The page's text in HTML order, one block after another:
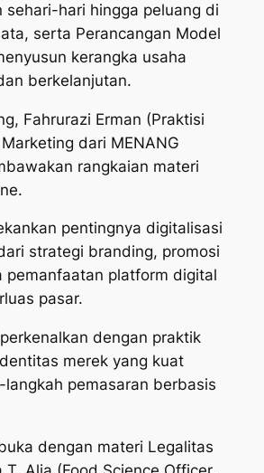
sehari-hari hingga peluang di
serta Perancangan Model
kerangka usaha
berkelanjutan.
Fahrurazi Erman (Praktisi
dari MENANG
rangkaian materi
pentingnya digitalisasi
strategi branding, promosi
pemanfaatan platform digital
pasar.
dengan praktik
merek yang kuat
pemasaran berbasis
dengan materi Legalitas